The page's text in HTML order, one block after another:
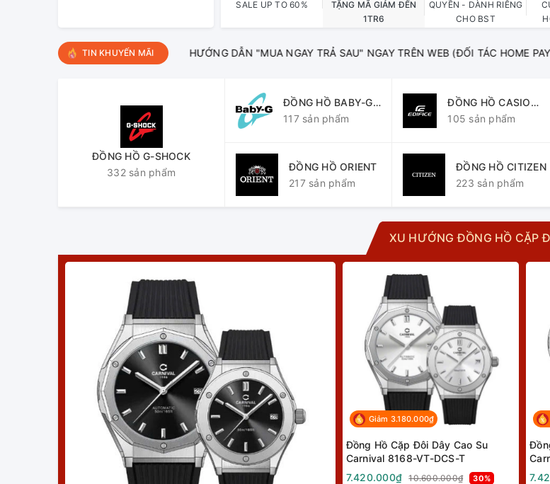
SALE UP TO 60%
TẶNG MÃ GIẢM ĐẾN
1TR6
QUYỀN - DÀNH RIÊNG
CHO BST
TIN KHUYẾN MÃI HƯỚNG DẪN "MUA NGAY TRẢ SAU" NGAY TRÊN WEB (ĐỐI TÁC HOME
ĐỒNG HỒ G-SHOCK
332 sản phẩm
ĐỒNG HỒ BABY-G
(nữ)
117 sản phẩm
ĐỒNG HỒ CASIO
EDIFICE
105 sản phẩm
ĐỒNG HỒ ORIENT
217 sản phẩm
ĐỒNG HỒ CITIZEN
223 sản phẩm
XU HƯỚNG ĐỒNG HỒ CẶP
Giảm 3.180.000₫
Đồng Hồ Cặp Đôi Dây Cao Su
Carnival 8168-VT-DCS-T
7.420.000₫
10.600.000₫ 30%